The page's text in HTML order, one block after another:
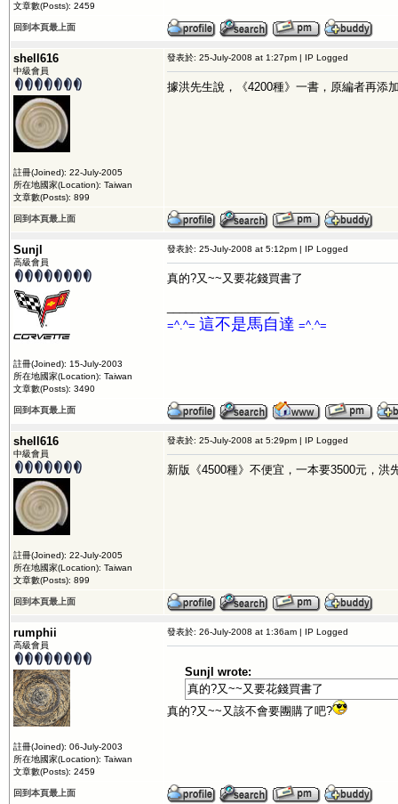
文章數(Posts): 2459
回到本頁最上面
shell616
中級會員
註冊(Joined): 22-July-2005
所在地國家(Location): Taiwan
文章數(Posts): 899
發表於: 25-July-2008 at 1:27pm | IP Logged
據洪先生說， 《4200種》一書，原編者再添
回到本頁最上面
Sunjl
高級會員
註冊(Joined): 15-July-2003
所在地國家(Location): Taiwan
文章數(Posts): 3490
發表於: 25-July-2008 at 5:12pm | IP Logged
真的?又~~又要花錢買書了
=^.^= 這不是馬自達 =^.^=
回到本頁最上面
shell616
中級會員
註冊(Joined): 22-July-2005
所在地國家(Location): Taiwan
文章數(Posts): 899
發表於: 25-July-2008 at 5:29pm | IP Logged
新版《4500種》不便宜，一本要3500元，洪
回到本頁最上面
rumphii
高級會員
註冊(Joined): 06-July-2003
所在地國家(Location): Taiwan
文章數(Posts): 2459
發表於: 26-July-2008 at 1:36am | IP Logged
Sunjl wrote:
真的?又~~又要花錢買書了
真的?又~~又該不會要團購了吧?
回到本頁最上面